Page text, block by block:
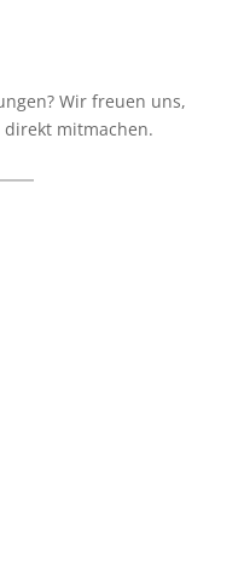
Wir freuen uns,
mitmachen.